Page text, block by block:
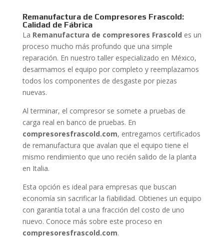
Remanufactura de Compresores Frascold:
Calidad de Fábrica
La Remanufactura de compresores Frascold es un
proceso mucho más profundo que una simple
reparación. En nuestro taller especializado en México,
desarmamos el equipo por completo y reemplazamos
todos los componentes de desgaste por piezas
nuevas.
Al terminar, el compresor se somete a pruebas de
carga real en banco de pruebas. En
compresoresfrascold.com, entregamos certificados
de remanufactura que avalan que el equipo tiene el
mismo rendimiento que uno recién salido de la planta
en Italia.
Esta opción es ideal para empresas que buscan
economía sin sacrificar la fiabilidad. Obtienes un equipo
con garantía total a una fracción del costo de uno
nuevo. Conoce más sobre este proceso en
compresoresfrascold.com.